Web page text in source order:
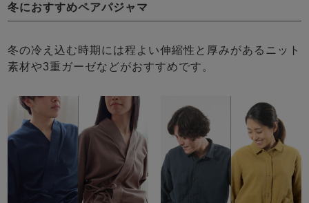
冬におすすめペアパジャマ
冬の冷え込む時期には程よい伸縮性と厚みがあるニット
素材や3重ガーゼなどがおすすめです。